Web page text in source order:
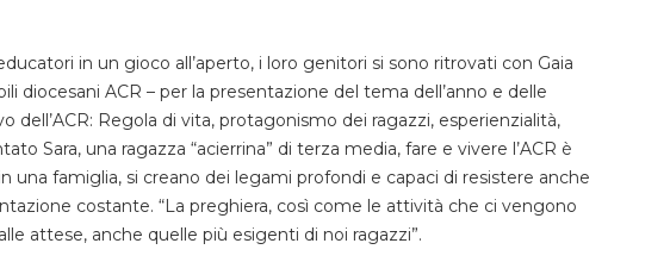
in un gioco all’aperto, i loro genitori si sono ritrovati con Gaia
diocesani ACR – per la presentazione del tema dell’anno e delle
Regola di vita, protagonismo dei ragazzi, esperienzialità,
Sara, una ragazza “acierrina” di terza media, fare e vivere l’ACR è
una famiglia, si creano dei legami profondi e capaci di resistere anche
costante. “La preghiera, così come le attività che ci vengono
attese, anche quelle più esigenti di noi ragazzi”.